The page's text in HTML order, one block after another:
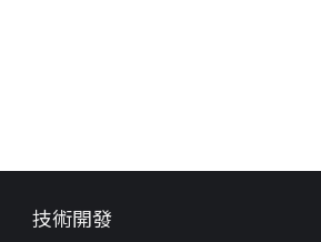
技術開發